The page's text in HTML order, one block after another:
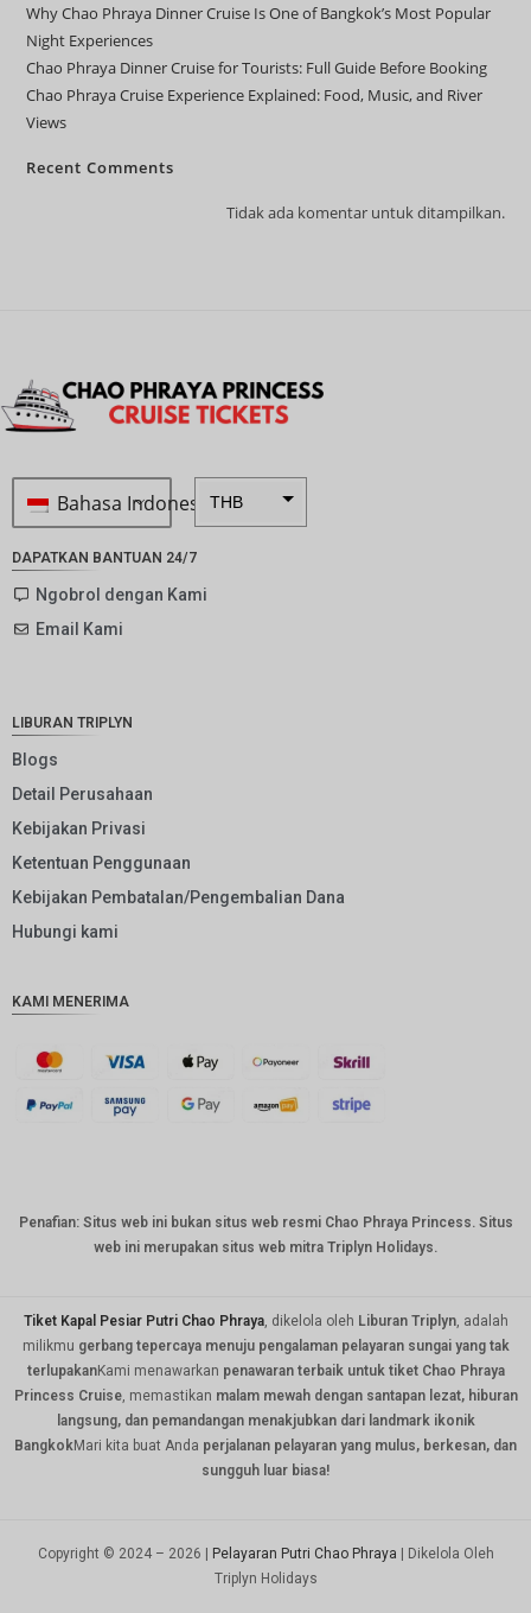
Why Chao Phraya Dinner Cruise Is One of Bangkok’s Most Popular
Night Experiences
Chao Phraya Dinner Cruise for Tourists: Full Guide Before Booking
Chao Phraya Cruise Experience Explained: Food, Music, and River
Views
Recent Comments
Tidak ada komentar untuk ditampilkan.
Bahasa IndonesiaTHB
AUD
KRW
MYR
HKD
SGD
USD
DAPATKAN BANTUAN 24/7
Ngobrol dengan Kami
Email Kami
LIBURAN TRIPLYN
Blogs
Detail Perusahaan
Kebijakan Privasi
Ketentuan Penggunaan
Kebijakan Pembatalan/Pengembalian Dana
Hubungi kami
KAMI MENERIMA
Penafian: Situs web ini bukan situs web resmi Chao Phraya Princess. Situs
web ini merupakan situs web mitra Triplyn Holidays.
Tiket Kapal Pesiar Putri Chao Phraya, dikelola oleh Liburan Triplyn, adalah
milikmu gerbang tepercaya menuju pengalaman pelayaran sungai yang tak
terlupakanKami menawarkan penawaran terbaik untuk tiket Chao Phraya
Princess Cruise, memastikan malam mewah dengan santapan lezat, hiburan
langsung, dan pemandangan menakjubkan dari landmark ikonik
BangkokMari kita buat Anda perjalanan pelayaran yang mulus, berkesan, dan
sungguh luar biasa!
Copyright © 2024 – 2026 | Pelayaran Putri Chao Phraya | Dikelola Oleh
Triplyn Holidays